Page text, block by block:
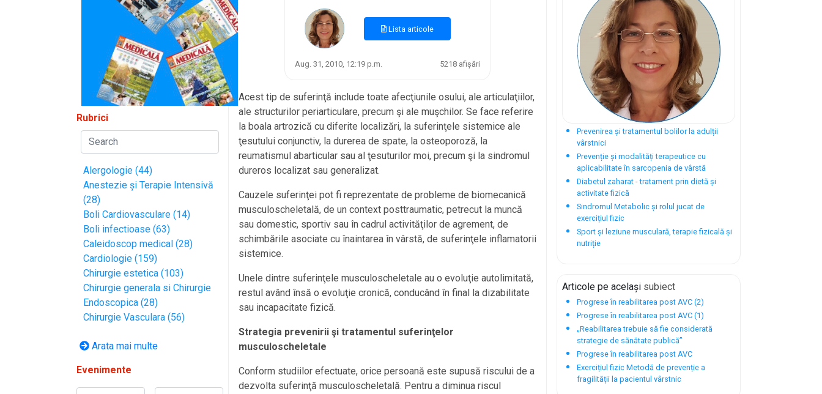
Rubrici
Alergologie (44)
Anestezie și Terapie Intensivă
(28)
Boli Cardiovasculare (14)
Boli infectioase (63)
Caleidoscop medical (28)
Cardiologie (159)
Chirurgie estetica (103)
Chirurgie generala si Chirurgie
Endoscopica (28)
Chirurgie Vasculara (56)
Arata mai multe
Evenimente
Lista articole
Aug. 31, 2010, 12:19 p.m. 5218 afișări
Acest tip de suferinţă include toate afecţiunile osului, ale articulaţiilor,
ale structurilor periarticulare, precum şi ale muşchilor. Se face referire
la boala artrozică cu diferite localizări, la suferinţele sistemice ale
ţesutului conjunctiv, la durerea de spate, la osteoporoză, la
reumatismul abarticular sau al ţesuturilor moi, precum şi la sindromul
dureros localizat sau generalizat.
Cauzele suferinţei pot fi reprezentate de probleme de biomecanică
musculoscheletală, de un context posttraumatic, petrecut la muncă
sau domestic, sportiv sau în cadrul activităţilor de agrement, de
schimbările asociate cu înaintarea în vârstă, de suferinţele inflamatorii
sistemice.
Unele dintre suferinţele musculoscheletale au o evoluţie autolimitată,
restul având însă o evoluţie cronică, conducând în final la dizabilitate
sau incapacitate fizică.
Strategia prevenirii şi tratamentul suferinţelor
musculoscheletale
Conform studiilor efectuate, orice persoană este supusă riscului de a
dezvolta suferinţă musculoscheletală. Pentru a diminua riscul
Prevenirea și tratamentul bolilor la adulții
vârstnici
Prevenție și modalități terapeutice cu
aplicabilitate în sarcopenia de vârstă
Diabetul zaharat - tratament prin dietă și
activitate fizică
Sindromul Metabolic și rolul jucat de
exercițiul fizic
Sport și leziune musculară, terapie fizicală și
nutriție
Articole pe același subiect
Progrese în reabilitarea post AVC (2)
Progrese în reabilitarea post AVC (1)
„Reabilitarea trebuie să fie considerată
strategie de sănătate publică”
Progrese în reabilitarea post AVC
Exercițiul fizic Metodă de prevenție a
fragilității la pacientul vârstnic